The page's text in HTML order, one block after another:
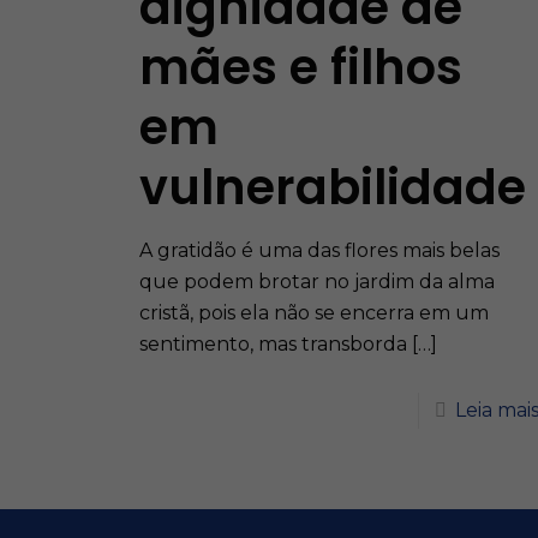
mães e filhos
em
vulnerabilidade
A gratidão é uma das flores mais belas
que podem brotar no jardim da alma
cristã, pois ela não se encerra em um
sentimento, mas transborda […]
Leia